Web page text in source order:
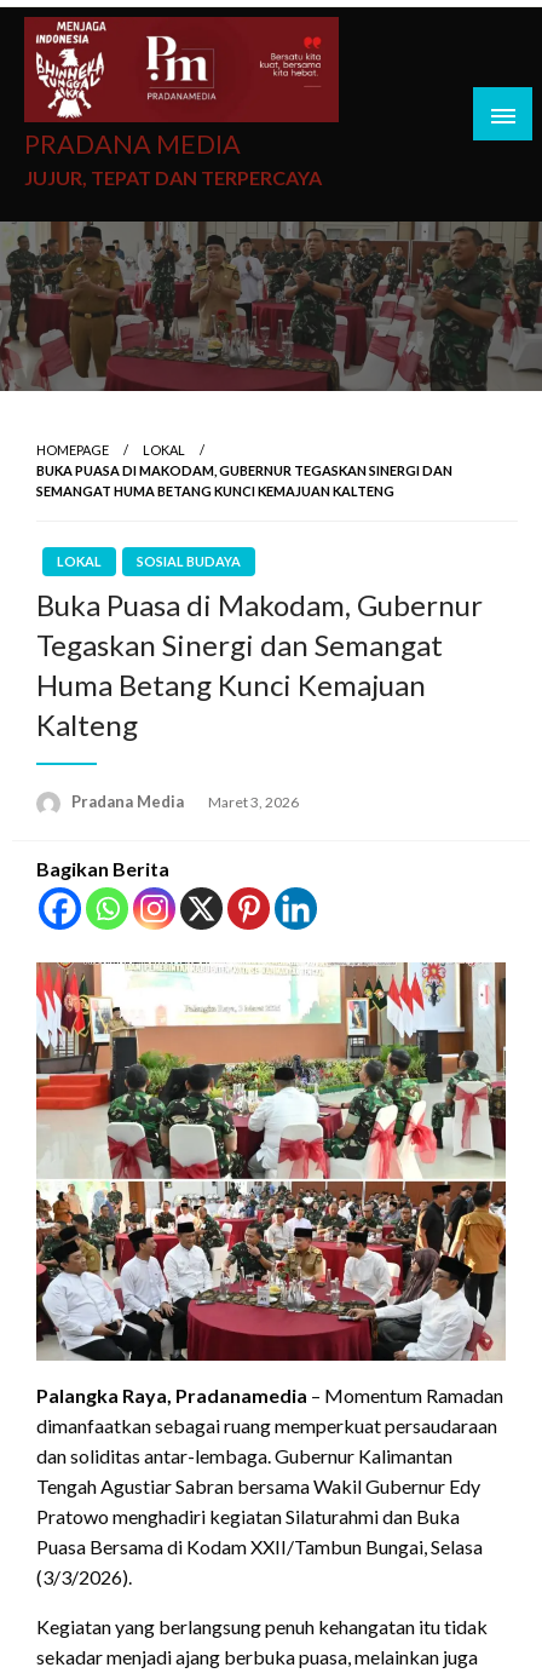
PRADANA MEDIA
JUJUR, TEPAT DAN TERPERCAYA
HOMEPAGE
LOKAL
BUKA PUASA DI MAKODAM, GUBERNUR TEGASKAN SINERGI DAN
SEMANGAT HUMA BETANG KUNCI KEMAJUAN KALTENG
LOKAL SOSIAL BUDAYA
Buka Puasa di Makodam, Gubernur
Tegaskan Sinergi dan Semangat
Huma Betang Kunci Kemajuan
Kalteng
Pradana Media Maret 3, 2026
Bagikan Berita
Palangka Raya, Pradanamedia – Momentum Ramadan
dimanfaatkan sebagai ruang memperkuat persaudaraan
dan soliditas antar-lembaga. Gubernur Kalimantan
Tengah Agustiar Sabran bersama Wakil Gubernur Edy
Pratowo menghadiri kegiatan Silaturahmi dan Buka
Puasa Bersama di Kodam XXII/Tambun Bungai, Selasa
(3/3/2026).
Kegiatan yang berlangsung penuh kehangatan itu tidak
sekadar menjadi ajang berbuka puasa, melainkan juga